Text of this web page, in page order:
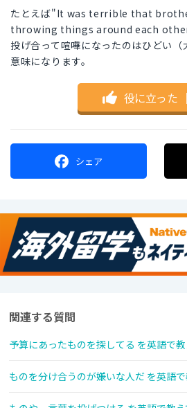
たとえば"It was terrible that
throwing things around each
投げ合って喧嘩になったのはひどい
意味になります。
役に立った ｜
シェア
関連する質問
予算にあったものを探してる を英語で
ものを分け合うのが嫌いな人だ を英語